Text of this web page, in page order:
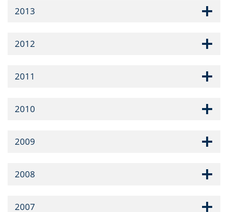
2013
2012
2011
2010
2009
2008
2007